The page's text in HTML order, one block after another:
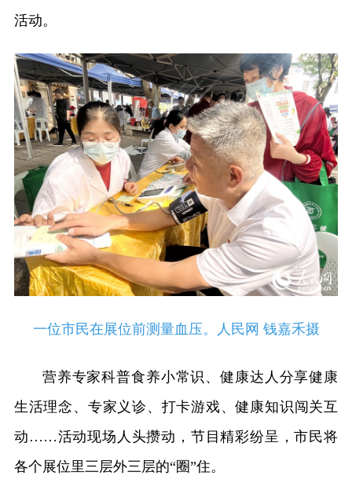
活动。
一位市民在展位前测量血压。人民网 钱嘉禾摄
营养专家科普食养小常识、健康达人分享健康
生活理念、专家义诊、打卡游戏、健康知识闯关互
动……活动现场人头攒动，节目精彩纷呈，市民将
各个展位里三层外三层的“圈”住。